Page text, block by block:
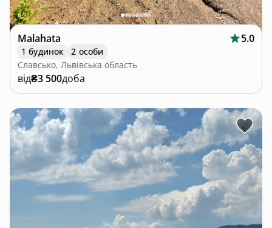
Malahata 5.0
1 будинок
2 особи
Славсько, Львівська область
від₴3 500доба